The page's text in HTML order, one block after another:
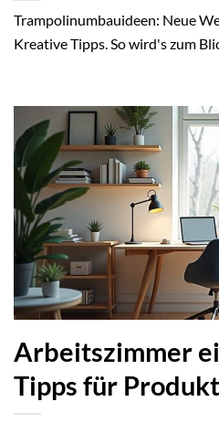
Trampolinumbauideen: Neue
Kreative Tipps. So wird's zum
Arbeitszimmer
Tipps für